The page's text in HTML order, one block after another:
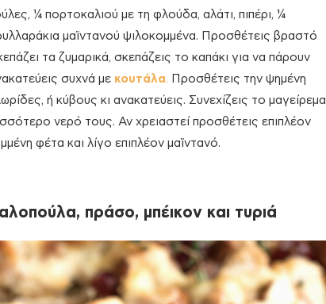
¼ πορτοκαλιού με τη φλούδα, αλάτι, πιπέρι, ¼
μαϊντανού ψιλοκομμένα. Προσθέτεις βραστό
τα ζυμαρικά, σκεπάζεις το καπάκι για να πάρουν
συχνά με κουτάλα. Προσθέτεις την ψημένη
ή κύβους κι ανακατεύεις. Συνεχίζεις το μαγείρεμα
νερό τους. Αν χρειαστεί προσθέτεις επιπλέον
φέτα και λίγο επιπλέον μαϊντανό.
πράσο, μπέικον και τυριά